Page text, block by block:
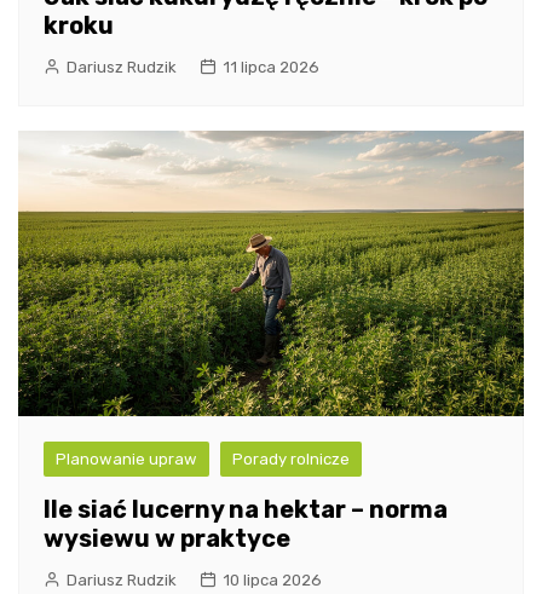
kroku
Dariusz Rudzik 11 lipca 2026
Planowanie upraw Porady rolnicze
Ile siać lucerny na hektar – norma
wysiewu w praktyce
Dariusz Rudzik 10 lipca 2026